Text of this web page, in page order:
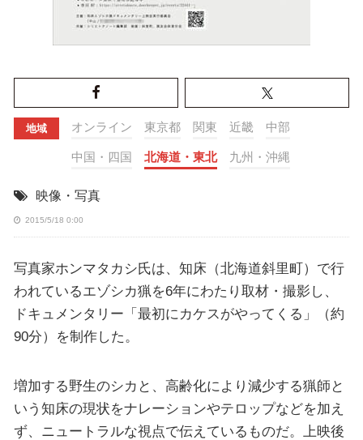
地域 オンライン 東京都 関東 近畿 中部
中国・四国 北海道・東北 九州・沖縄
映像・写真
2015/5/18 0:00
写真家ホンマタカシ氏は、知床（北海道斜里町）で行
われているエゾシカ猟を6年にわたり取材・撮影し、
ドキュメンタリー「最初にカケスがやってくる」（約
90分）を制作した。
増加する野生のシカと、高齢化により減少する猟師と
いう知床の現状をナレーションやテロップなどを加え
ず、ニュートラルな視点で伝えているものだ。上映後